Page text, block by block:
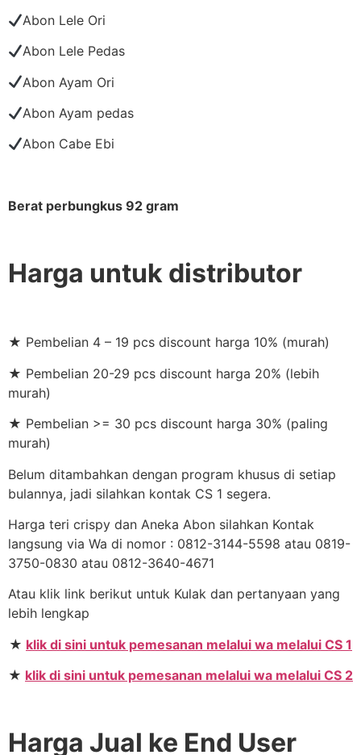
Abon Lele Ori
Abon Lele Pedas
Abon Ayam Ori
Abon Ayam pedas
Abon Cabe Ebi
Berat perbungkus 92 gram
Harga untuk distributor
★ Pembelian 4 – 19 pcs discount harga 10% (murah)
★ Pembelian 20-29 pcs discount harga 20% (lebih
murah)
★ Pembelian >= 30 pcs discount harga 30% (paling
murah)
Belum ditambahkan dengan program khusus di setiap
bulannya, jadi silahkan kontak CS 1 segera.
Harga teri crispy dan Aneka Abon silahkan Kontak
langsung via Wa di nomor : 0812-3144-5598 atau 0819-
3750-0830 atau 0812-3640-4671
Atau klik link berikut untuk Kulak dan pertanyaan yang
lebih lengkap
★ klik di sini untuk pemesanan melalui wa melalui CS 1
★ klik di sini untuk pemesanan melalui wa melalui CS 2
Harga Jual ke End User